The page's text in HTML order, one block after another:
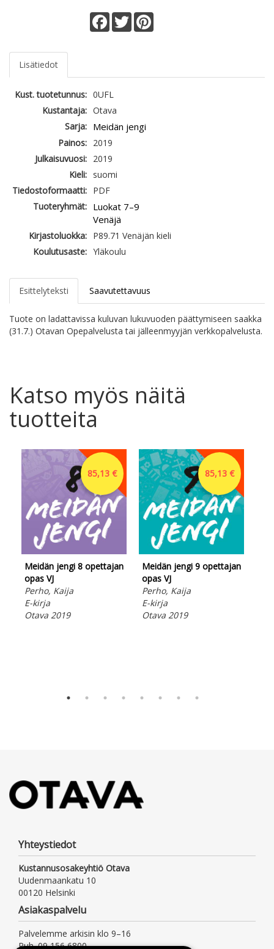
Facebook
Twitter
Lisätiedot
Kust. tuotetunnus: 0UFL
Kustantaja: Otava
Sarja: Meidän jengi
Painos: 2019
Julkaisuvuosi: 2019
Kieli: suomi
Tiedostoformaatti: PDF
Tuoteryhmät: Luokat 7–9
Venäjä
Kirjastoluokka: P89.71 Venäjän kieli
Koulutusaste: Yläkoulu
Esittelyteksti Saavutettavuus
Tuote on ladattavissa kuluvan lukuvuoden päättymiseen saakka
(31.7.) Otavan Opepalvelusta tai jälleenmyyjän verkkopalvelusta.
Katso myös näitä
tuotteita
85,13 €
Meidän jengi 8 opettajan
opas VJ
Perho, Kaija
E-kirja
Otava 2019
85,13 €
Meidän jengi 9 opettajan
opas VJ
Perho, Kaija
E-kirja
Otava 2019
Yhteystiedot
Kustannusosakeyhtiö Otava
Uudenmaankatu 10
00120 Helsinki
Asiakaspalvelu
Palvelemme arkisin klo 9–16
Puh. 09 156 6800